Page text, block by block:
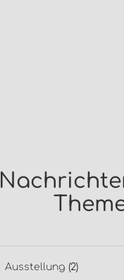
Ausstellung (2)